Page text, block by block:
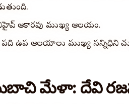
ఆకారపు ముఖ్య ఆలయం.
పది ఉప ఆలయాలు ముఖ్య సన్నిధిని
మేళా: దేవి